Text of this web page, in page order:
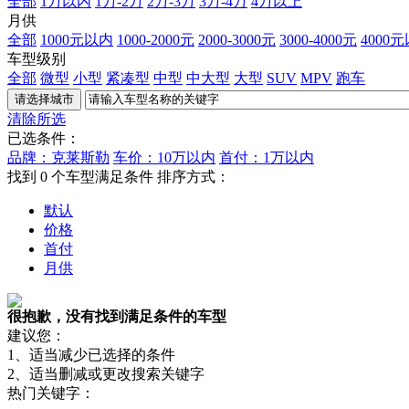
月供
全部 1000元以内 1000-2000元 2000-3000元 3000-4000元 4000元
车型级别
全部 微型 小型 紧凑型 中型 中大型 大型 SUV MPV 跑车
清除所选
已选条件：
品牌：克莱斯勒 车价：10万以内 首付：1万以内
找到 0 个车型满足条件 排序方式：
默认
价格
首付
月供
很抱歉，没有找到满足条件的车型
建议您：
1、适当减少已选择的条件
2、适当删减或更改搜索关键字
热门关键字：